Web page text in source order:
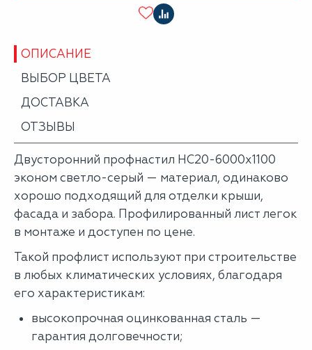
ОПИСАНИЕ
ВЫБОР ЦВЕТА
ДОСТАВКА
ОТЗЫВЫ
Двусторонний профнастил НС20-6000х1100
эконом светло-серый — материал, одинаково
хорошо подходящий для отделки крыши,
фасада и забора. Профилированный лист легок
в монтаже и доступен по цене.
Такой профлист используют при строительстве
в любых климатических условиях, благодаря
его характеристикам:
высокопрочная оцинкованная сталь —
гарантия долговечности;